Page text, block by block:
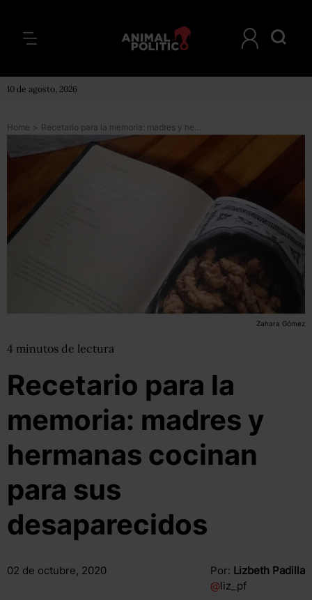
10 de agosto, 2026
Home > Recetario para la memoria: madres y hermanas cocinan para sus desaparecidos
Zahara Gómez
4 minutos de lectura
Recetario para la
memoria: madres y
hermanas cocinan
para sus
desaparecidos
02 de octubre, 2020 Por: Lizbeth Padilla
@liz_pf